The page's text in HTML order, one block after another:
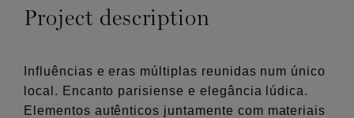
Project description
Influências e eras múltiplas reunidas num único
local. Encanto parisiense e elegância lúdica.
Elementos autênticos juntamente com materiais